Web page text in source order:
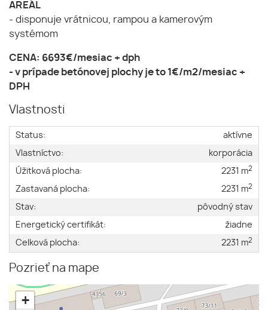
AREÁL
- disponuje vrátnicou, rampou a kamerovým
systémom
CENA: 6693€/mesiac + dph
- v prípade betónovej plochy je to 1€/m2/mesiac +
DPH
Vlastnosti
Status:
aktívne
Vlastníctvo:
korporácia
Úžitková plocha:
2231 m2
Zastavaná plocha: 2231 m2
Stav:
pôvodný stav
Energetický certifikát:
žiadne
Celková plocha:
2231 m2
Pozrieť na mape
+